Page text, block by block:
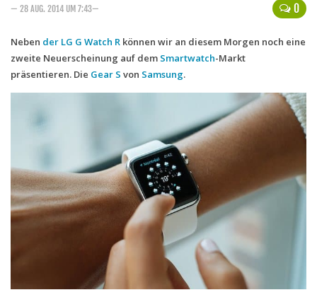
Handytarife
Smartphonetarife
Datentarife
Prepaid-Tarife
Datentarife
Flatrate-Prepaidtarife
Mobilfunk-Vergleichsrechner
Mobilfunk-Tarifrechner
Flatrate-Datentarife
0
— 28 AUG. 2014 UM 7:43—
Neben der LG G Watch R können wir an diesem Morgen noch eine
zweite Neuerscheinung auf dem Smartwatch-Markt
präsentieren. Die Gear S von Samsung.